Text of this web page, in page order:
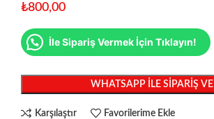
₺800,00
İle Sipariş Vermek İçin Tıklayın!
WHATSAPP İLE SIPARIŞ
Karşılaştır Favorilerime Ekle